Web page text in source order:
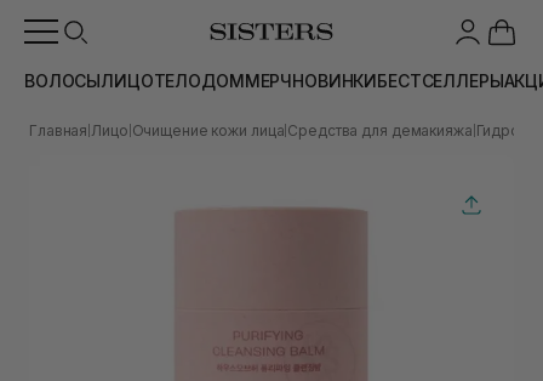
ВОЛОСЫЛИЦОТЕЛОДОММЕРЧНОВИНКИБЕСТСЕЛЛЕРЫ
Главная Лицо Очищение кожи лица Средства для демакияжа